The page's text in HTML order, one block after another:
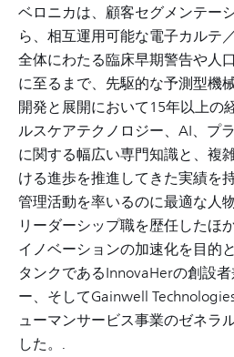
ベロニカは、顧客セグメンテー
ら、相互運用可能な電子カルテ
全体にわたる臨床早期警告や人
に至るまで、先駆的な予測型機
開発と展開において15年以上の
ルスケアテクノロジー、AI、プ
に関する幅広い専門知識と、複
ける進歩を推進してきた実績を
管理活動を率いるのに最適な人
リーダーシップ職を歴任したほ
イノベーションの加速化を目的
タンクであるInnovaHerの創設
ー、そしてGainwell
ューマンサービス事業のゼネラ
した。.